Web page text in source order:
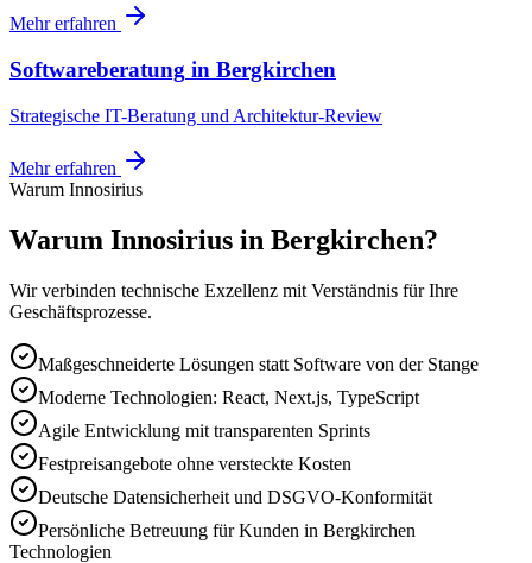
Mehr erfahren
Softwareberatung in Bergkirchen
Strategische IT-Beratung und Architektur-Review
Mehr erfahren
Warum Innosirius
Warum Innosirius in Bergkirchen?
Wir verbinden technische Exzellenz mit Verständnis für Ihre
Geschäftsprozesse.
Maßgeschneiderte Lösungen statt Software von der Stange
Moderne Technologien: React, Next.js, TypeScript
Agile Entwicklung mit transparenten Sprints
Festpreisangebote ohne versteckte Kosten
Deutsche Datensicherheit und DSGVO-Konformität
Persönliche Betreuung für Kunden in Bergkirchen
Technologien